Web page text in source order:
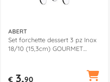
ABERT
Set forchette dessert 3 pz Inox
18/10 (15,3cm) GOURMET
€ 3,90